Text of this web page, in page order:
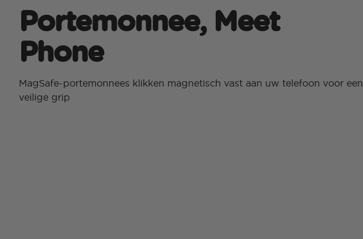
Portemonnee, Meet
Phone
MagSafe-portemonnees klikken magnetisch vast aan uw telefoon voor een
veilige grip